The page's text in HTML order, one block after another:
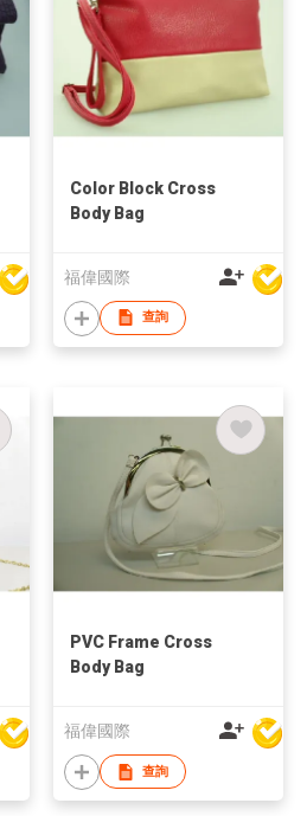
Color Block Cross
Body Bag
福偉國際
查詢
PVC Frame Cross
Body Bag
福偉國際
查詢